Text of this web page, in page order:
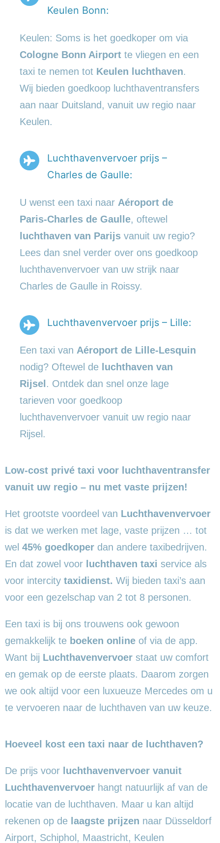
Keulen Bonn:
Keulen: Soms is het goedkoper om via
Cologne Bonn Airport te vliegen en een
taxi te nemen tot Keulen luchthaven.
Wij bieden goedkoop luchthaventransfers
aan naar Duitsland, vanuit uw regio naar
Keulen.
Luchthavenvervoer prijs –
Charles de Gaulle:
U wenst een taxi naar Aéroport de
Paris-Charles de Gaulle, oftewel
luchthaven van Parijs vanuit uw regio?
Lees dan snel verder over ons goedkoop
luchthavenvervoer van uw strijk naar
Charles de Gaulle in Roissy.
Luchthavenvervoer prijs – Lille:
Een taxi van Aéroport de Lille-Lesquin
nodig? Oftewel de luchthaven van
Rijsel . Ontdek dan snel onze lage
tarieven voor goedkoop
luchthavenvervoer vanuit uw regio naar
Rijsel.
Low-cost privé taxi voor luchthaventransfer
vanuit uw regio – nu met vaste prijzen!
Het grootste voordeel van Luchthavenvervoer
is dat we werken met lage, vaste prijzen … tot
wel 45% goedkoper dan andere taxibedrijven.
En dat zowel voor luchthaven taxi service als
voor intercity taxidienst. Wij bieden taxi’s aan
voor een gezelschap van 2 tot 8 personen.
Een taxi is bij ons trouwens ook gewoon
gemakkelijk te boeken online of via de app.
Want bij Luchthavenvervoer staat uw comfort
en gemak op de eerste plaats. Daarom zorgen
we ook altijd voor een luxueuze Mercedes om u
te vervoeren naar de luchthaven van uw keuze.
Hoeveel kost een taxi naar de luchthaven?
De prijs voor luchthavenvervoer vanuit
Luchthavenvervoer hangt natuurlijk af van de
locatie van de luchthaven. Maar u kan altijd
rekenen op de laagste prijzen naar Düsseldorf
Airport, Schiphol, Maastricht, Keulen